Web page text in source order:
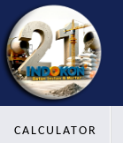
CALCULATOR